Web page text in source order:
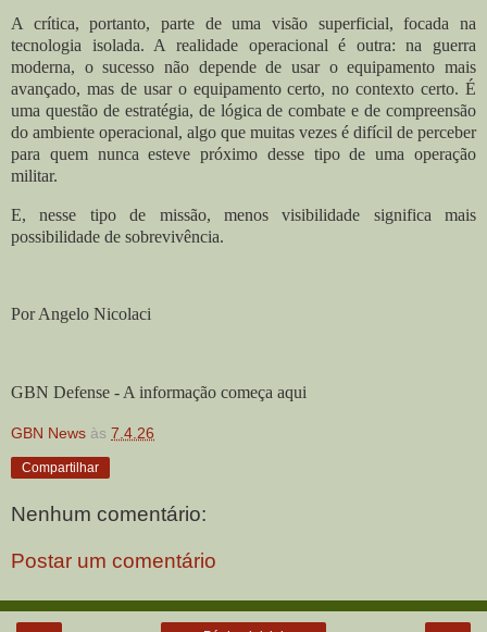
A crítica, portanto, parte de uma visão superficial, focada na
tecnologia isolada. A realidade operacional é outra: na guerra
moderna, o sucesso não depende de usar o equipamento mais
avançado, mas de usar o equipamento certo, no contexto certo. É
uma questão de estratégia, de lógica de combate e de compreensão
do ambiente operacional, algo que muitas vezes é difícil de perceber
para quem nunca esteve próximo desse tipo de uma operação
militar.
E, nesse tipo de missão, menos visibilidade significa mais
possibilidade de sobrevivência.
Por Angelo Nicolaci
GBN Defense - A informação começa aqui
GBN News às 7.4.26
Compartilhar
Nenhum comentário:
Postar um comentário